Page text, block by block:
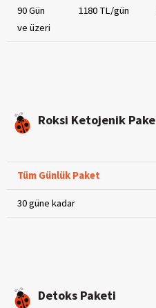
90 Gün
ve üzeri
1180 TL/gün
Roksi Ketojenik
Tüm Günlük Paket
30 güne kadar
Detoks Paketi